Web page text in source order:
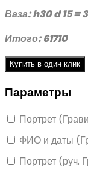
Ваза: h30 d 15 =
Итого: 61710
Купить в один клик
Параметры
Портрет
ФИО и даты
Портрет (руч.